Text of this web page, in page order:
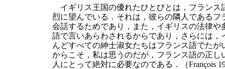
イギリス王国の優れたひとびとは，フランス
烈に望んでいる．それは，彼らの隣人であるフ
会話するためであり，また，イギリスの法律や
語で言いあらわされるからであり，さらには，
んどすべての紳士淑女たちはフランス語でた
からこそ，私は思うのだが，フランス語の正し
人にとって絶対に必要なのである．（François